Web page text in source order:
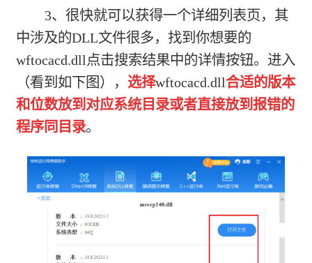
3、很快就可以获得一个详细列表页，其
中涉及的DLL文件很多，找到你想要的
wftocacd.dll点击搜索结果中的详情按钮。进入
（看到如下图）， 选择wftocacd.dll合适的版本
和位数放到对应系统目录或者直接放到报错的
程序同目录。